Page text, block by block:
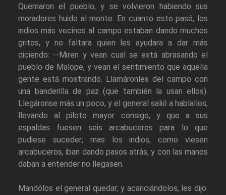
Quemaron el pueblo, y se volvieron habiendo sus
moradores huido al monte. En cuanto esto pasó, los
indios más vecinos al campo estaban dando muchos
gritos, y no faltara quien les ayudara a dar más
diciendo: --Miren y vean cual se está abrasando el
pueblo de Malope, y vean el sentimiento que aquella
gente está mostrando. Llamáronles del campo con
una banderilla de paz (que también la usan ellos).
Llegáronse más un poco, y el general salió a hablallos,
llevando al piloto mayor consigo, y que a sus
espaldas fuesen seis arcabuceros para lo que
pudiese suceder; mas los indios, como viesen
arcabuceros, iban dando pasos atrás, y con las manos
daban a entender no llegasen.
Mandólos el general quedar; y acariciándolos, les dijo: